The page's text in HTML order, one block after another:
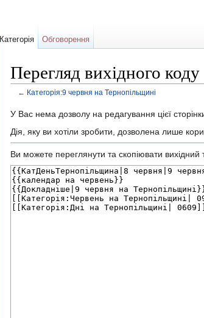
Перегляд вихідного
← Категорія:9 червня на Тернопільщині
У Вас нема дозволу на редагування цієї
Дія, яку ви хотіли зробити, дозволена лише
Ви можете переглянути та скопіювати вихідний
Категорія Обговорення